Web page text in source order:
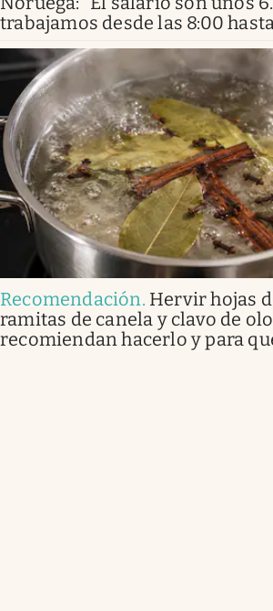
trabajamos desde las 8:00
Recomendación. Hervir hojas
ramitas de canela y clavo de
recomiendan hacerlo y para